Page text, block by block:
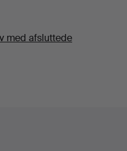
med afsluttede